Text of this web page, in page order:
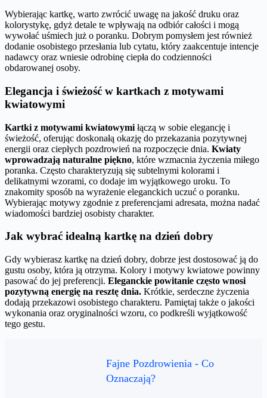
Wybierając kartkę, warto zwrócić uwagę na jakość druku oraz
kolorystykę, gdyż detale te wpływają na odbiór całości i mogą
wywołać uśmiech już o poranku. Dobrym pomysłem jest również
dodanie osobistego przesłania lub cytatu, który zaakcentuje intencje
nadawcy oraz wniesie odrobinę ciepła do codzienności
obdarowanej osoby.
Elegancja i świeżość w kartkach z motywami
kwiatowymi
Kartki z motywami kwiatowymi łączą w sobie elegancję i
świeżość, oferując doskonałą okazję do przekazania pozytywnej
energii oraz ciepłych pozdrowień na rozpoczęcie dnia. Kwiaty
wprowadzają naturalne piękno, które wzmacnia życzenia miłego
poranka. Często charakteryzują się subtelnymi kolorami i
delikatnymi wzorami, co dodaje im wyjątkowego uroku. To
znakomity sposób na wyrażenie eleganckich uczuć o poranku.
Wybierając motywy zgodnie z preferencjami adresata, można nadać
wiadomości bardziej osobisty charakter.
Jak wybrać idealną kartkę na dzień dobry
Gdy wybierasz kartkę na dzień dobry, dobrze jest dostosować ją do
gustu osoby, która ją otrzyma. Kolory i motywy kwiatowe powinny
pasować do jej preferencji. Eleganckie powitanie często wnosi
pozytywną energię na resztę dnia. Krótkie, serdeczne życzenia
dodają przekazowi osobistego charakteru. Pamiętaj także o jakości
wykonania oraz oryginalności wzoru, co podkreśli wyjątkowość
tego gestu.
Fajne Pozdrowienia - Co
Oznaczają?